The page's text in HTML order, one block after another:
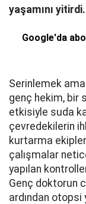
yaşamını yitirdi.
Google'da
Serinlemek
genç hekim, bir
etkisiyle suda
çevredekilerin
kurtarma
çalışmalar
yapılan
Genç doktorun
ardından otopsi